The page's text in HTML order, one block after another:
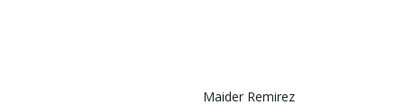
Maider Remirez